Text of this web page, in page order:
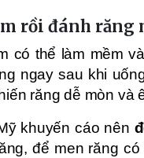
rồi đánh răng
có thể làm mềm
ngay sau khi
răng dễ mòn và
khuyến cáo nên
để men răng